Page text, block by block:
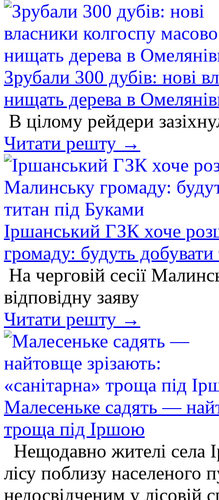
Зрубали 300 дубів: нові
нищать дерева в
В цілому рейдери
Читати решту →
Іршанський ГЗК хоче
громаду: будуть
На черговій сесії
відповідну заяву
Читати решту →
Малесеньке садять —
троща під Іршою
Нещодавно жителі села
лісу поблизу населеного
недосвідченим у